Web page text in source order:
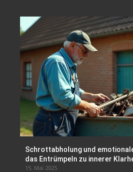
Schrottabholung und
das Entrümpeln zu innerer
15. Mai 2025